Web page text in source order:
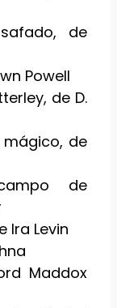
de
Powell
de D.
de
de
Ira Levin
Maddox